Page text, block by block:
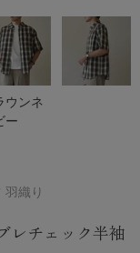
ウンネ
ー
織り
レチェック半袖